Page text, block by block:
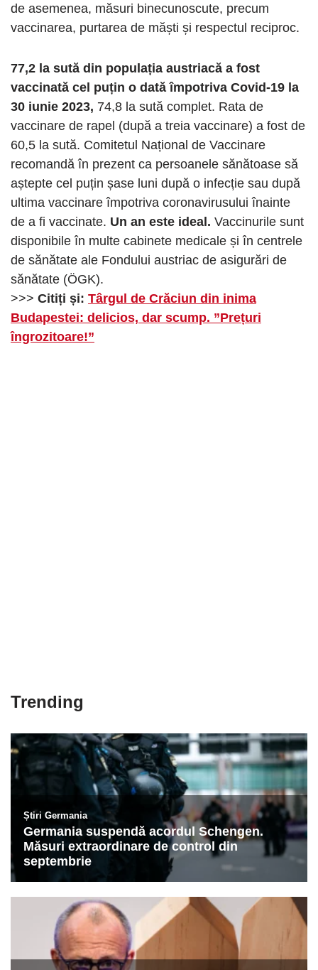
de asemenea, măsuri binecunoscute, precum
vaccinarea, purtarea de măști și respectul reciproc.
77,2 la sută din populația austriacă a fost
vaccinată cel puțin o dată împotriva Covid-19 la
30 iunie 2023, 74,8 la sută complet. Rata de
vaccinare de rapel (după a treia vaccinare) a fost de
60,5 la sută. Comitetul Național de Vaccinare
recomandă în prezent ca persoanele sănătoase să
aștepte cel puțin șase luni după o infecție sau după
ultima vaccinare împotriva coronavirusului înainte
de a fi vaccinate. Un an este ideal. Vaccinurile sunt
disponibile în multe cabinete medicale și în centrele
de sănătate ale Fondului austriac de asigurări de
sănătate (ÖGK).
>>> Citiți și: Târgul de Crăciun din inima
Budapestei: delicios, dar scump. ”Prețuri
îngrozitoare!”
Trending